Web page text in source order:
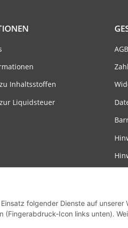
folgender Dienste auf unserer
(Fingerabdruck-Icon links unten).
Inhaltsstoffen
Liquidsteuer
AGB